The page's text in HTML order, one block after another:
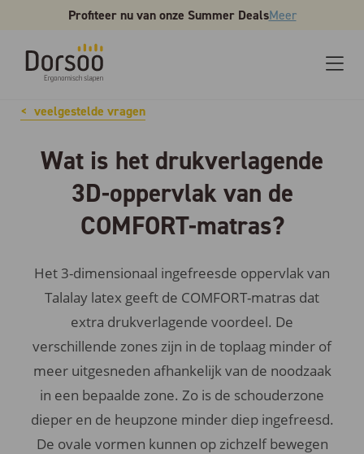
Profiteer nu van onze Summer DealsMeer
veelgestelde vragen
Wat is het drukverlagende
3D-oppervlak van de
COMFORT-matras?
Het 3-dimensionaal ingefreesde oppervlak van
Talalay latex geeft de COMFORT-matras dat
extra drukverlagende voordeel. De
verschillende zones zijn in de toplaag minder of
meer uitgesneden afhankelijk van de noodzaak
in een bepaalde zone. Zo is de schouderzone
dieper en de heupzone minder diep ingefreesd.
De ovale vormen kunnen op zichzelf bewegen